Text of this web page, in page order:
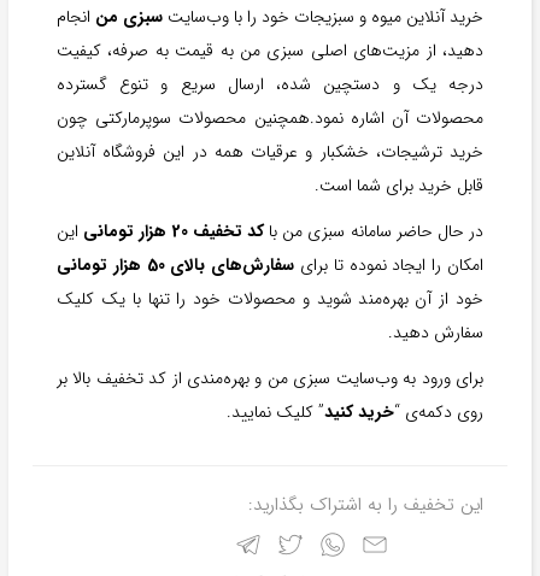
خرید آنلاین میوه و سبزیجات خود را با وب‌سایت سبزی من انجام
دهید، از مزیت‌های اصلی سبزی من به قیمت به صرفه، کیفیت
درجه یک و دستچین شده، ارسال سریع و تنوع گسترده
محصولات آن اشاره نمود.همچنین محصولات سوپرمارکتی چون
خرید ترشیجات، خشکبار و عرقیات همه در این فروشگاه آنلاین
قابل خرید برای شما است.
در حال حاضر سامانه سبزی من باکد تخفیف 20 هزار تومانی
این
امکان را ایجاد نموده تا برای سفارش‌‌های بالای 50 هزار تومانی
خود از آن بهره‌مند شوید و محصولات خود را تنها با یک کلیک
سفارش دهید.
برای ورود به وب‌سایت سبزی من و بهره‌مندی از کد تخفیف بالا بر
روی دکمه‌ی “خرید کنید” کلیک نمایید.
این تخفیف را به اشتراک بگذارید: